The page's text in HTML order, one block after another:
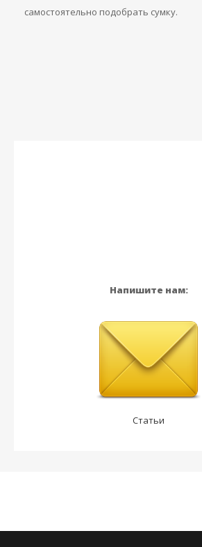
самостоятельно подобрать сумку.
Напишите нам:
Статьи